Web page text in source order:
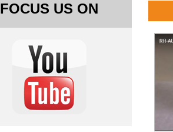
FOCUS US ON